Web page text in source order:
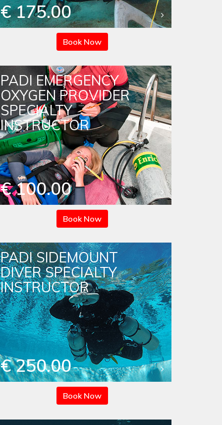
€ 175.00
Book Now
PADI EMERGENCY
OXYGEN PROVIDER
SPECIALTY
INSTRUCTOR
€ 100.00
Book Now
PADI SIDEMOUNT
DIVER SPECIALTY
INSTRUCTOR
€ 250.00
Book Now